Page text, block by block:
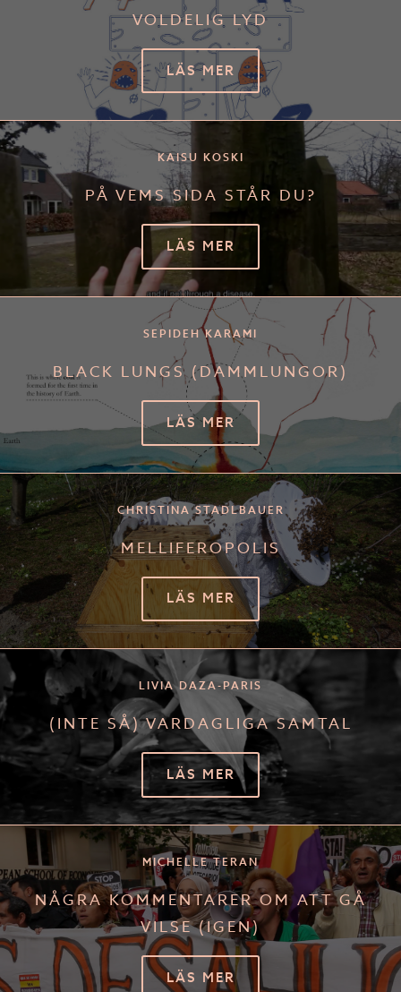
VOLDELIG LYD
LÄS MER
KAISU KOSKI
PÅ VEMS SIDA STÅR DU?
LÄS MER
SEPIDEH KARAMI
BLACK LUNGS (DAMMLUNGOR)
LÄS MER
CHRISTINA STADLBAUER
MELLIFEROPOLIS
LÄS MER
LIVIA DAZA-PARIS
(INTE SÅ) VARDAGLIGA SAMTAL
LÄS MER
MICHELLE TERAN
NÅGRA KOMMENTARER OM ATT GÅ
VILSE (IGEN)
LÄS MER